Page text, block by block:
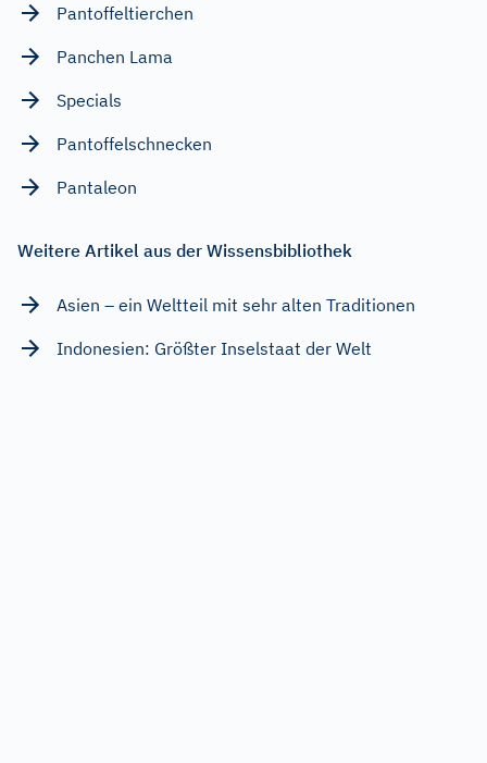
Pantoffeltierchen
Panchen Lama
Specials
Pantoffelschnecken
Pantaleon
Weitere Artikel aus der Wissensbibliothek
Asien – ein Weltteil mit sehr alten Traditionen
Indonesien: Größter Inselstaat der Welt